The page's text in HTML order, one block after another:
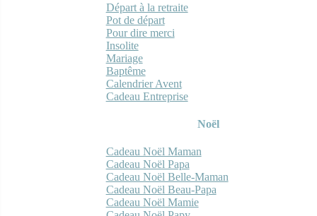
Départ à la retraite
Pot de départ
Pour dire merci
Insolite
Mariage
Baptême
Calendrier Avent
Cadeau Entreprise
Noël
Cadeau Noël Maman
Cadeau Noël Papa
Cadeau Noël Belle-Maman
Cadeau Noël Beau-Papa
Cadeau Noël Mamie